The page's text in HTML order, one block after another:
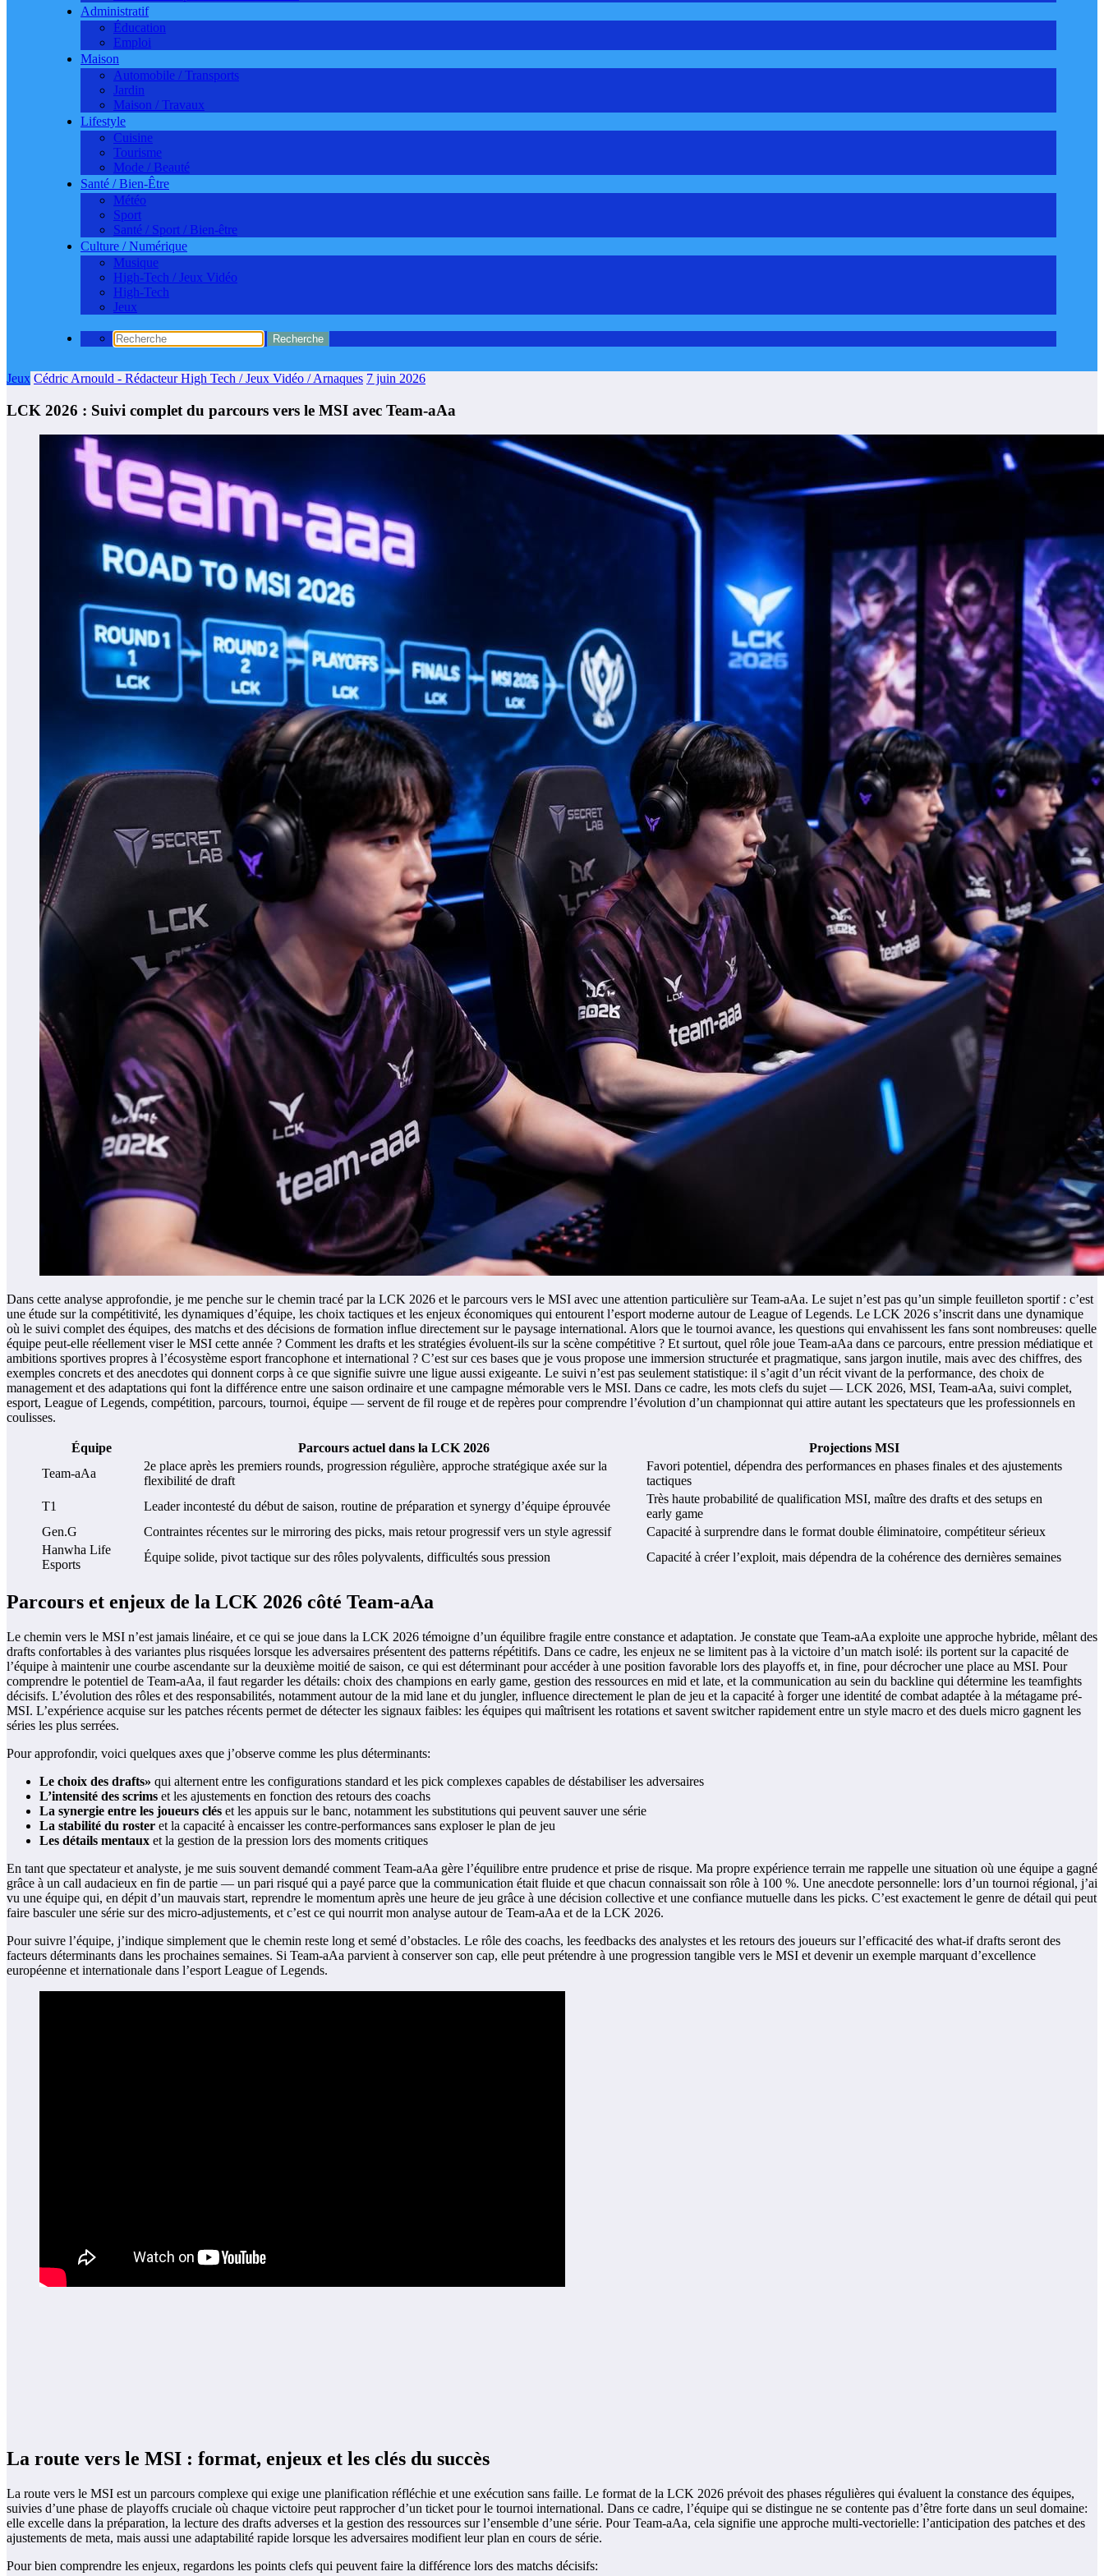
Administratif
Éducation
Emploi
Maison
Automobile / Transports
Jardin
Maison / Travaux
Lifestyle
Cuisine
Tourisme
Mode / Beauté
Santé / Bien-Être
Météo
Sport
Santé / Sport / Bien-être
Culture / Numérique
Musique
High-Tech / Jeux Vidéo
High-Tech
Jeux
Jeux Cédric Arnould - Rédacteur High Tech / Jeux Vidéo / Arnaques 7 juin 2026
LCK 2026 : Suivi complet du parcours vers le MSI avec Team-aAa
Dans cette analyse approfondie, je me penche sur le chemin tracé par la LCK 2026 et le parcours vers le MSI avec une attention particulière sur Team-aAa. Le sujet n’est pas qu’un simple feuilleton sportif : c’est
une étude sur la compétitivité, les dynamiques d’équipe, les choix tactiques et les enjeux économiques qui entourent l’esport moderne autour de League of Legends. Le LCK 2026 s’inscrit dans une dynamique
où le suivi complet des équipes, des matchs et des décisions de formation influe directement sur le paysage international. Alors que le tournoi avance, les questions qui envahissent les fans sont nombreuses: quelle
équipe peut-elle réellement viser le MSI cette année ? Comment les drafts et les stratégies évoluent-ils sur la scène compétitive ? Et surtout, quel rôle joue Team-aAa dans ce parcours, entre pression médiatique et
ambitions sportives propres à l’écosystème esport francophone et international ? C’est sur ces bases que je vous propose une immersion structurée et pragmatique, sans jargon inutile, mais avec des chiffres, des
exemples concrets et des anecdotes qui donnent corps à ce que signifie suivre une ligue aussi exigeante. Le suivi n’est pas seulement statistique: il s’agit d’un récit vivant de la performance, des choix de
management et des adaptations qui font la différence entre une saison ordinaire et une campagne mémorable vers le MSI. Dans ce cadre, les mots clefs du sujet — LCK 2026, MSI, Team-aAa, suivi complet,
esport, League of Legends, compétition, parcours, tournoi, équipe — servent de fil rouge et de repères pour comprendre l’évolution d’un championnat qui attire autant les spectateurs que les professionnels en
coulisses.
Équipe Parcours actuel dans la LCK 2026
Projections MSI
Team-aAa
2e place après les premiers rounds, progression régulière, approche stratégique axée sur la
flexibilité de draft
Favori potentiel, dépendra des performances en phases finales et des ajustements
tactiques
T1
Leader incontesté du début de saison, routine de préparation et synergy d’équipe éprouvée
Très haute probabilité de qualification MSI, maître des drafts et des setups en
early game
Gen.G
Contraintes récentes sur le mirroring des picks, mais retour progressif vers un style agressif
Capacité à surprendre dans le format double éliminatoire, compétiteur sérieux
Hanwha Life
Esports
Équipe solide, pivot tactique sur des rôles polyvalents, difficultés sous pression Capacité à créer l’exploit, mais dépendra de la cohérence des dernières semaines
Parcours et enjeux de la LCK 2026 côté Team-aAa
Le chemin vers le MSI n’est jamais linéaire, et ce qui se joue dans la LCK 2026 témoigne d’un équilibre fragile entre constance et adaptation. Je constate que Team-aAa exploite une approche hybride, mêlant des
drafts confortables à des variantes plus risquées lorsque les adversaires présentent des patterns répétitifs. Dans ce cadre, les enjeux ne se limitent pas à la victoire d’un match isolé: ils portent sur la capacité de
l’équipe à maintenir une courbe ascendante sur la deuxième moitié de saison, ce qui est déterminant pour accéder à une position favorable lors des playoffs et, in fine, pour décrocher une place au MSI. Pour
comprendre le potentiel de Team-aAa, il faut regarder les détails: choix des champions en early game, gestion des ressources en mid et late, et la communication au sein du backline qui détermine les teamfights
décisifs. L’évolution des rôles et des responsabilités, notamment autour de la mid lane et du jungler, influence directement le plan de jeu et la capacité à forger une identité de combat adaptée à la métagame pré-
MSI. L’expérience acquise sur les patches récents permet de détecter les signaux faibles: les équipes qui maîtrisent les rotations et savent switcher rapidement entre un style macro et des duels micro gagnent les
séries les plus serrées.
Pour approfondir, voici quelques axes que j’observe comme les plus déterminants:
Le choix des drafts» qui alternent entre les configurations standard et les pick complexes capables de déstabiliser les adversaires
L’intensité des scrims et les ajustements en fonction des retours des coachs
La synergie entre les joueurs clés et les appuis sur le banc, notamment les substitutions qui peuvent sauver une série
La stabilité du roster et la capacité à encaisser les contre-performances sans exploser le plan de jeu
Les détails mentaux et la gestion de la pression lors des moments critiques
En tant que spectateur et analyste, je me suis souvent demandé comment Team-aAa gère l’équilibre entre prudence et prise de risque. Ma propre expérience terrain me rappelle une situation où une équipe a gagné
grâce à un call audacieux en fin de partie — un pari risqué qui a payé parce que la communication était fluide et que chacun connaissait son rôle à 100 %. Une anecdote personnelle: lors d’un tournoi régional, j’ai
vu une équipe qui, en dépit d’un mauvais start, reprendre le momentum après une heure de jeu grâce à une décision collective et une confiance mutuelle dans les picks. C’est exactement le genre de détail qui peut
faire basculer une série sur des micro-adjustements, et c’est ce qui nourrit mon analyse autour de Team-aAa et de la LCK 2026.
Pour suivre l’équipe, j’indique simplement que le chemin reste long et semé d’obstacles. Le rôle des coachs, les feedbacks des analystes et les retours des joueurs sur l’efficacité des what-if drafts seront des
facteurs déterminants dans les prochaines semaines. Si Team-aAa parvient à conserver son cap, elle peut prétendre à une progression tangible vers le MSI et devenir un exemple marquant d’excellence
européenne et internationale dans l’esport League of Legends.
La route vers le MSI : format, enjeux et les clés du succès
La route vers le MSI est un parcours complexe qui exige une planification réfléchie et une exécution sans faille. Le format de la LCK 2026 prévoit des phases régulières qui évaluent la constance des équipes,
suivies d’une phase de playoffs cruciale où chaque victoire peut rapprocher d’un ticket pour le tournoi international. Dans ce cadre, l’équipe qui se distingue ne se contente pas d’être forte dans un seul domaine:
elle excelle dans la préparation, la lecture des drafts adverses et la gestion des ressources sur l’ensemble d’une série. Pour Team-aAa, cela signifie une approche multi-vectorielle: l’anticipation des patches et des
ajustements de meta, mais aussi une adaptabilité rapide lorsque les adversaires modifient leur plan en cours de série.
Pour bien comprendre les enjeux, regardons les points clefs qui peuvent faire la différence lors des matchs décisifs: